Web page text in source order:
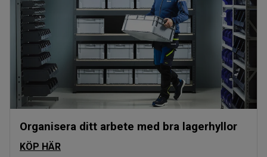
Organisera ditt arbete med bra lagerhyllor
KÖP HÄR